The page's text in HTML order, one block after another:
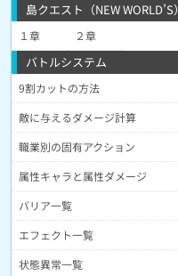
島クエスト（NEW WORLD’S）
１章 ２章
バトルシステム
9割カットの方法
敵に与えるダメージ計算
職業別の固有アクション
属性キャラと属性ダメージ
バリア一覧
エフェクト一覧
状態異常一覧